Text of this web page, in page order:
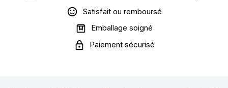
Satisfait ou remboursé
Emballage soigné
Paiement sécurisé